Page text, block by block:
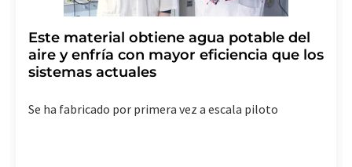
Este material obtiene agua potable del
aire y enfría con mayor eficiencia que los
sistemas actuales
Se ha fabricado por primera vez a escala piloto